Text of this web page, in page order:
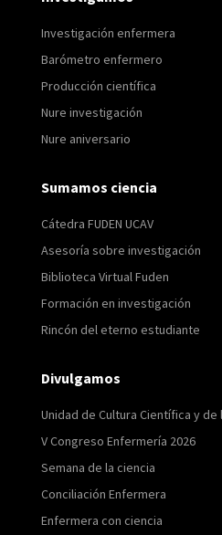
Investigación enfermera
Barómetro enfermero
Producción científica
Nure investigación
Nure aniversario
Sumamos ciencia
Cátedra FUDEN UCAV
Asesoría sobre investigación
Biblioteca Virtual Fuden
Formación en investigación
Rincón del eterno estudiante
Divulgamos
Unidad de Cultura Científica y de
V Congreso Enfermería 2026
Semana de la ciencia
Conciliación Enfermera
Enfermera con ciencia